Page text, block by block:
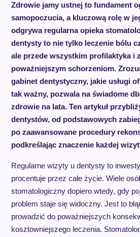
Zdrowie jamy ustnej to fundament
samopoczucia, a kluczową rolę w
odgrywa regularna opieka
dentysty to nie tylko leczenie bólu
ale przede wszystkim profilaktyka i
poważniejszym schorzeniom.
gabinet dentystyczny, jakie usługi
tak ważny, pozwala na świadome
zdrowie na lata. Ten artykuł
dentystów, od podstawowych
po zaawansowane procedury
podkreślając znaczenie każdej
Regularne wizyty u dentysty to
procentuje przez całe życie. Wiele
stomatologiczny dopiero wtedy, gdy
problem staje się widoczny. Jest to
prowadzić do poważniejszych
kosztowniejszego leczenia.